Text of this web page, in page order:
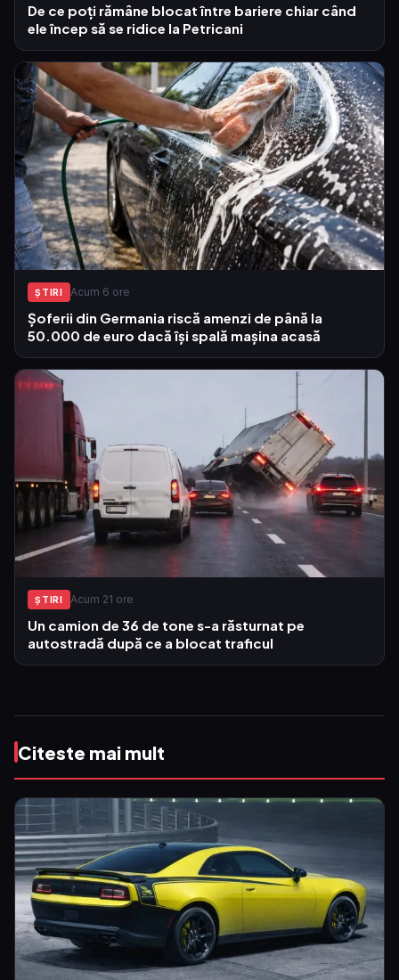
De ce poți rămâne blocat între bariere chiar când
ele încep să se ridice la Petricani
ŞTIRI Acum 6 ore
Șoferii din Germania riscă amenzi de până la
50.000 de euro dacă își spală mașina acasă
ŞTIRI Acum 21 ore
Un camion de 36 de tone s-a răsturnat pe
autostradă după ce a blocat traficul
Citeste mai mult